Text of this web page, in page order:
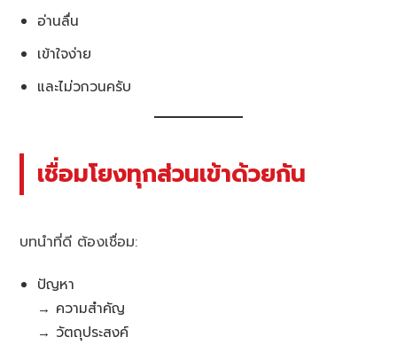
อ่านลื่น
เข้าใจง่าย
และไม่วกวนครับ
เชื่อมโยงทุกส่วนเข้าด้วยกัน
บทนำที่ดี ต้องเชื่อม:
ปัญหา
→ ความสำคัญ
→ วัตถุประสงค์